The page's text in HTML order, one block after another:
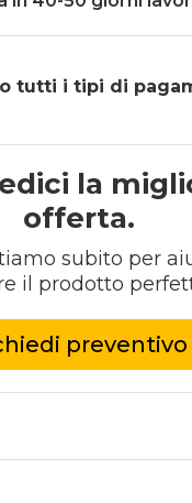
tutti i tipi di
la
offerta.
subito per
il prodotto
preventivo